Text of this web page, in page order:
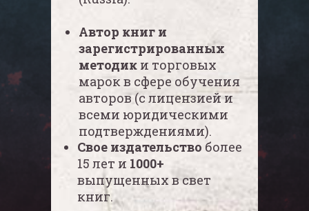
посоветоваться, какие
курсы школы вам
подходят;
узнать, какой способ
издания выбрать;
узнать, как довести идею
(или текст) до издания и
дистрибуции к
читателям.
Длительность:
до 2 часов
Время и дата:по
договоренности
Свое издательство более
15 лет и 1000+
выпущенных в свет
книг.
Автор книг и
зарегистрированных
методик и торговых
марок в сфере обучения
авторов (с лицензией и
всеми юридическими
подтверждениями).